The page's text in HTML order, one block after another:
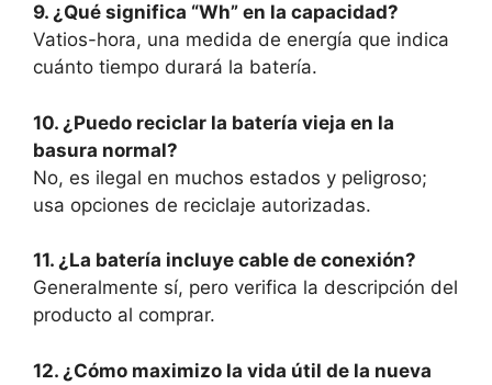
9. ¿Qué significa “Wh” en la capacidad?
Vatios-hora, una medida de energía que indica
cuánto tiempo durará la batería.
10. ¿Puedo reciclar la batería vieja en la
basura normal?
No, es ilegal en muchos estados y peligroso;
usa opciones de reciclaje autorizadas.
11. ¿La batería incluye cable de conexión?
Generalmente sí, pero verifica la descripción del
producto al comprar.
12. ¿Cómo maximizo la vida útil de la nueva